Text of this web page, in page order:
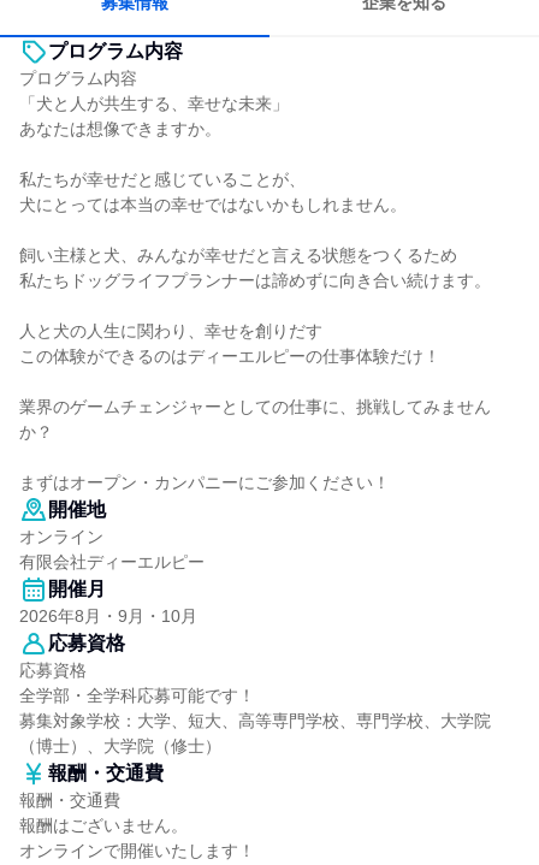
プログラム内容
プログラム内容
「犬と人が共生する、幸せな未来」
あなたは想像できますか。
私たちが幸せだと感じていることが、
犬にとっては本当の幸せではないかもしれません。
飼い主様と犬、みんなが幸せだと言える状態をつくるため
私たちドッグライフプランナーは諦めずに向き合い続けます。
人と犬の人生に関わり、幸せを創りだす
この体験ができるのはディーエルピーの仕事体験だけ！
業界のゲームチェンジャーとしての仕事に、挑戦してみません
か？
まずはオープン・カンパニーにご参加ください！
開催地
オンライン
有限会社ディーエルピー
開催月
2026年8月・9月・10月
応募資格
応募資格
全学部・全学科応募可能です！
募集対象学校：大学、短大、高等専門学校、専門学校、大学院
（博士）、大学院（修士）
報酬・交通費
報酬・交通費
報酬はございません。
オンラインで開催いたします！